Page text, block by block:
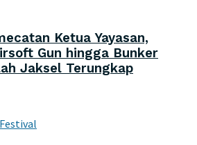
Ketua Yayasan,
Gun hingga Bunker
Jaksel Terungkap